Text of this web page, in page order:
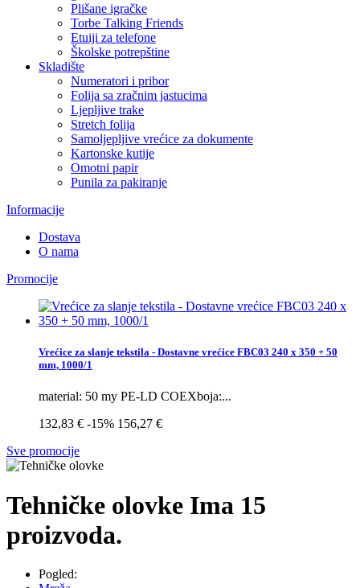
Plišane igračke
Torbe Talking Friends
Etuiji za telefone
Školske potrepštine
Skladište
Numeratori i pribor
Folija sa zračnim jastucima
Ljepljive trake
Stretch folija
Samoljepljive vrećice za dokumente
Kartonske kutije
Omotni papir
Punila za pakiranje
Informacije
Dostava
O nama
Promocije
Vrećice za slanje tekstila - Dostavne vrećice FBC03 240 x 350 + 50
mm, 1000/1
material: 50 my PE-LD COEXboja:...
132,83 € -15% 156,27 €
Sve promocije
Tehničke olovke Ima 15
proizvoda.
Pogled: